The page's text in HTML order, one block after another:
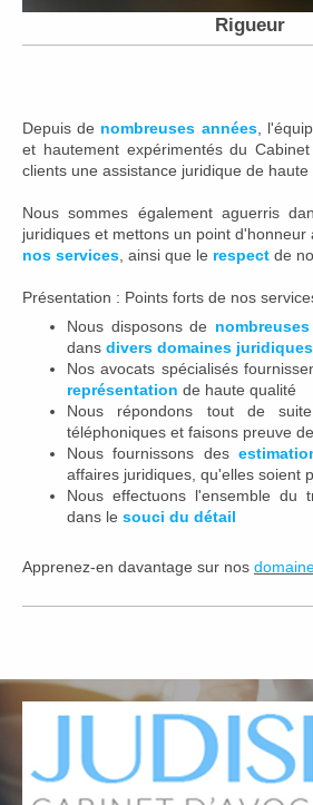
Rigueur
Depuis de nombreuses années,
et hautement expérimentés du
clients une assistance juridique de haute
Nous sommes également aguerris
juridiques et mettons un point d'honneur
nos services , ainsi que le respect de
Présentation : Points forts de nos
Nous disposons de
dans divers domaines juridiques
Nos avocats spécialisés
représentation de haute qualité
Nous répondons tout de
téléphoniques et faisons preuve de
Nous fournissons des
affaires juridiques, qu'elles soient
Nous effectuons l'ensemble du
dans le souci du détail
Apprenez-en davantage sur nos